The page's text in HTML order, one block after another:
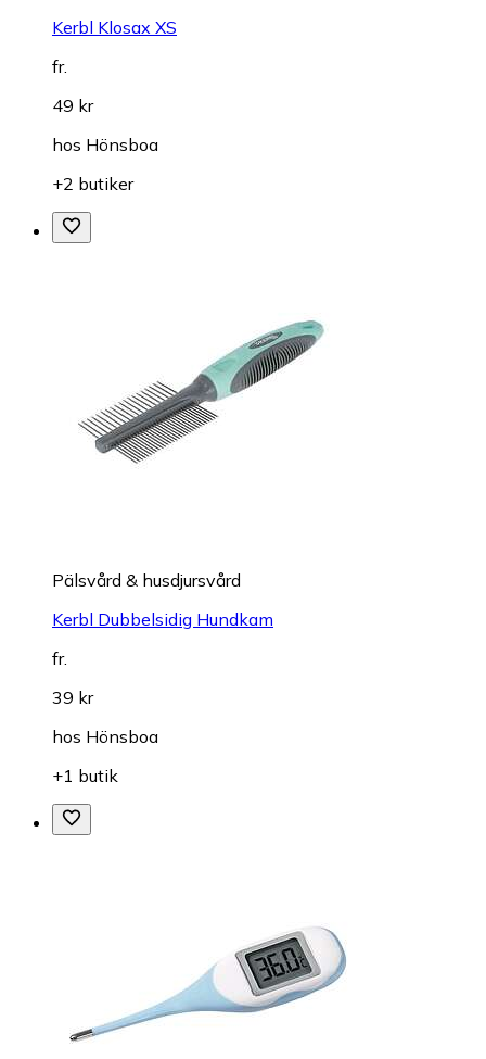
Kerbl Klosax XS
fr.
49 kr
hos Hönsboa
+2 butiker
Pälsvård & husdjursvård
Kerbl Dubbelsidig Hundkam
fr.
39 kr
hos Hönsboa
+1 butik